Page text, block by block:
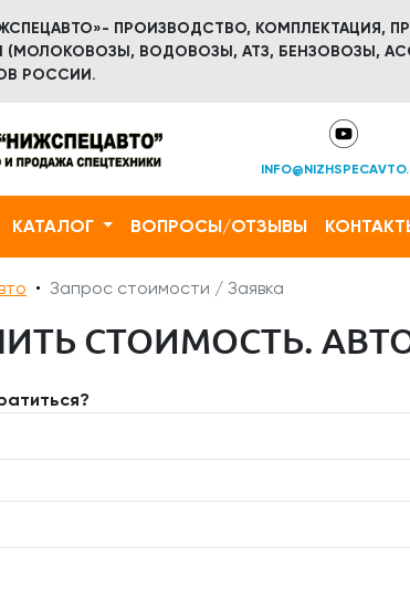
ПРОИЗВОДСТВО, КОМПЛЕКТАЦИЯ,
(МОЛОКОВОЗЫ, ВОДОВОЗЫ, АТЗ, БЕНЗОВОЗЫ,
РОССИИ.
КАТАЛОГ ВОПРОСЫ/ОТЗЫВЫ
Запрос стоимости / Заявка
СТОИМОСТЬ.